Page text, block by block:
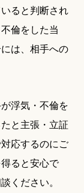
ると判断され
倫をした当
は、相手への
浮気・不倫を
と主張・立証
応するのにご
ると安心で
ください。